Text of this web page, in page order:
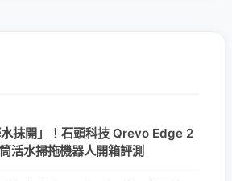
抹開」！石頭科技 Qrevo Edge 2
活水掃拖機器人開箱評測